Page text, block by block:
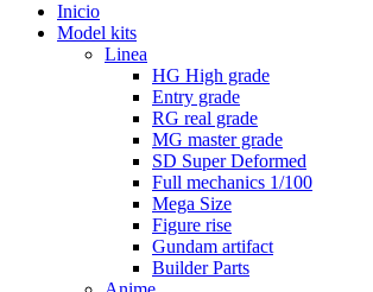
Inicio
Model kits
Linea
HG High grade
Entry grade
RG real grade
MG master grade
SD Super Deformed
Full mechanics 1/100
Mega Size
Figure rise
Gundam artifact
Builder Parts